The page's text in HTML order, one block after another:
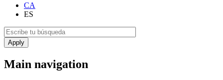
CA
ES
Main navigation